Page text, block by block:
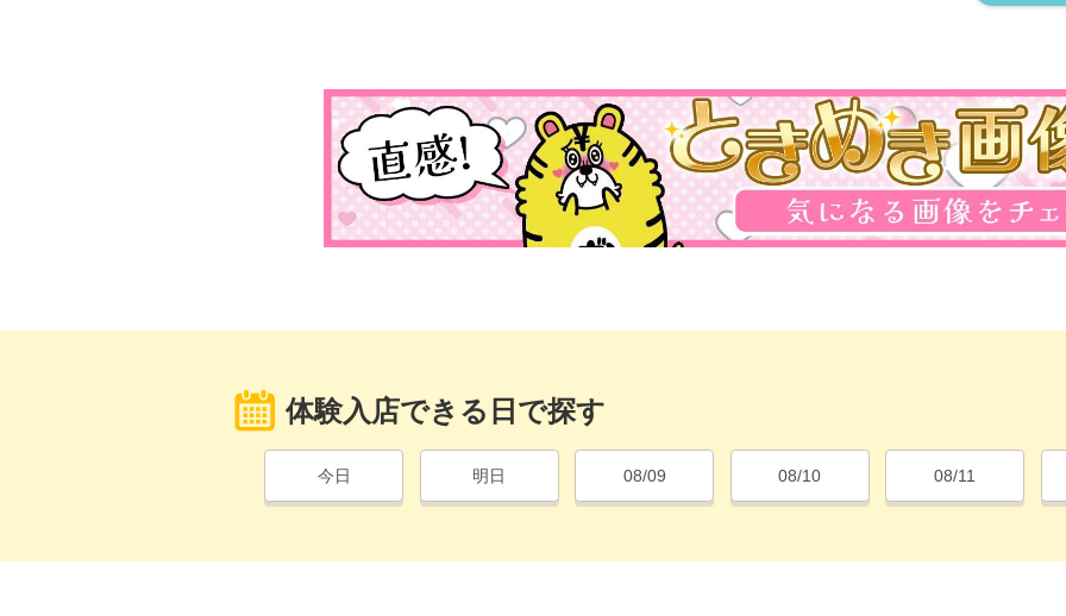
体験入店できる日で探す
今日 明日 08/09 08/10 08/11